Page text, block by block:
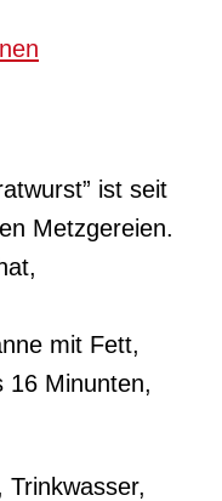
ist seit
Metzgereien.
mit Fett,
16 Minunten,
Trinkwasser,